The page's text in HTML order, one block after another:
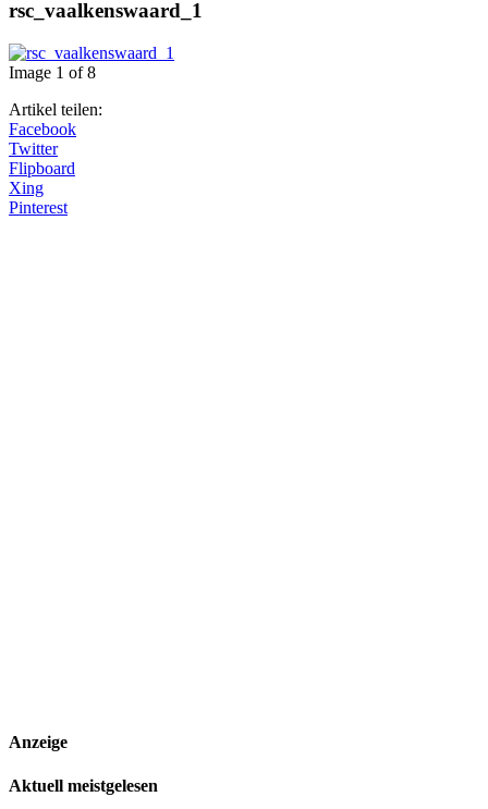
rsc_vaalkenswaard_1
Image 1 of 8
Artikel teilen:
Facebook
Twitter
Flipboard
Xing
Pinterest
Anzeige
Aktuell meistgelesen